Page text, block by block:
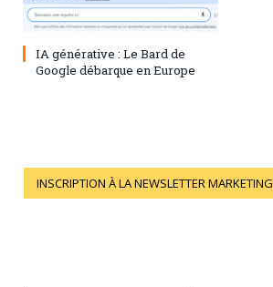
28 juillet 2023 0
IA générative : Le Bard de
Google débarque en Europe
INSCRIPTION À LA NEWSLETTER MARKETING